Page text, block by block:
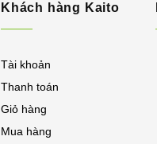
Khách hàng Kaito
Tài khoản
Thanh toán
Giỏ hàng
Mua hàng